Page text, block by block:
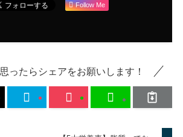
Follow Me
ったらシェアをお願いします！